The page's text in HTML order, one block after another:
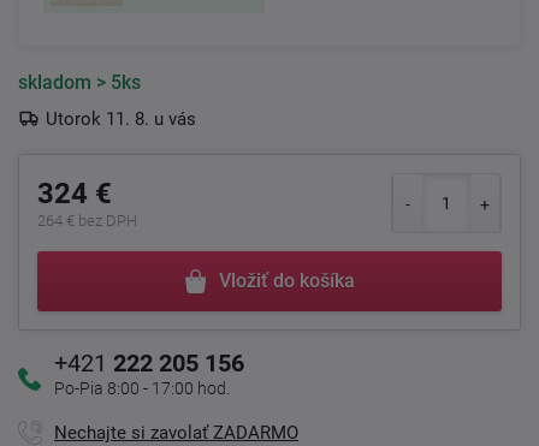
skladom > 5ks
Utorok 11. 8. u vás
324 €
264 € bez DPH
Vložiť do košíka
+421 222 205 156
Po-Pia 8:00 - 17:00 hod.
Nechajte si zavolať ZADARMO